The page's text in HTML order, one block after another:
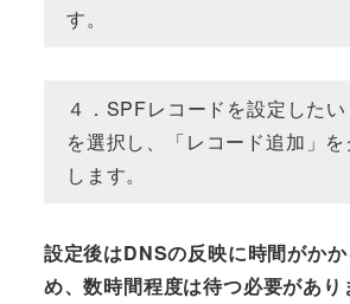
す。
４．SPFレコードを設定した
を選択し、「レコード追加」を
します。
設定後はDNSの反映に時間がか
め、数時間程度は待つ必要があり